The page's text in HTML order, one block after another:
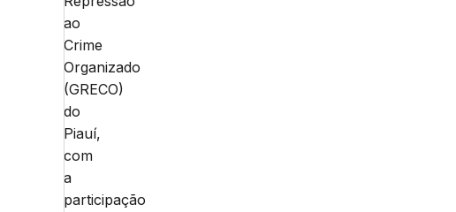
ao
Crime
Organizado
(GRECO)
do
Piauí,
com
a
participação